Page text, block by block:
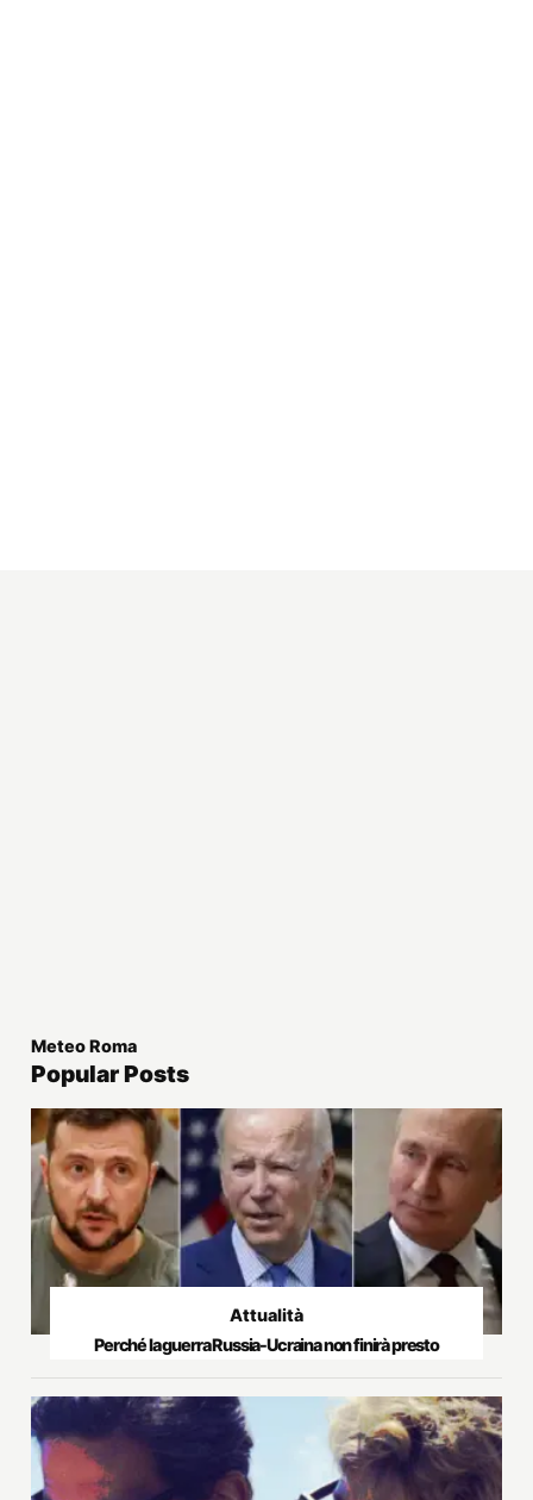
Meteo Roma
Popular Posts
Attualità
Perché la guerra Russia-Ucraina non finirà presto